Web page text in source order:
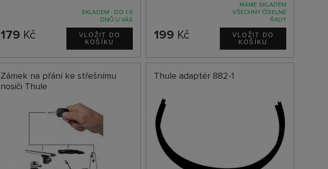
SKLADEM - DO 1-5
DNŮ U VÁS
179 Kč
MÁME SKLADEM
VŠECHNY ČÍSELNÉ
ŘADY
199 Kč
Zámek na přání ke střešnímu
nosiči Thule
Thule adaptér 882-1